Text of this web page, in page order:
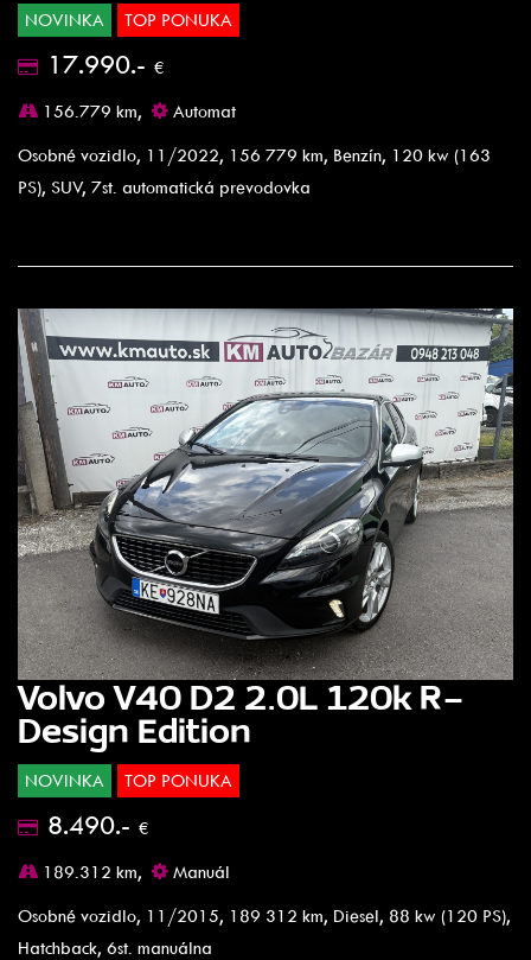
NOVINKA TOP PONUKA
17.990.- €
156.779 km,
Automat
Osobné vozidlo, 11/2022, 156 779 km, Benzín, 120 kw (163
PS), SUV, 7st. automatická prevodovka
Volvo V40 D2 2.0L 120k R-
Design Edition
NOVINKA TOP PONUKA
8.490.- €
189.312 km,
Manuál
Osobné vozidlo, 11/2015, 189 312 km, Diesel, 88 kw (120 PS),
Hatchback, 6st. manuálna